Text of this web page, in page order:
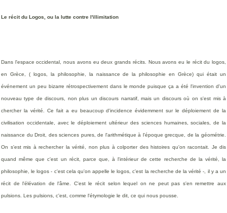
Le récit du Logos, ou la lutte contre l'illimitation
Dans l'espace occidental, nous avons eu deux grands récits. Nous avons eu le récit du logos,
en Grèce, ( logos, la philosophie, la naissance de la philosophie en Grèce) qui était un
événement un peu bizarre rétrospectivement dans le monde puisque ça a été l'invention d'un
nouveau type de discours, non plus un discours narratif, mais un discours où on s'est mis à
chercher la vérité. Ce fait a eu beaucoup d'incidence évidemment sur le déploiement de la
civilisation occidentale, avec le déploiement ultérieur des sciences humaines, sociales, de la
naissance du Droit, des sciences pures, de l'arithmétique à l'époque grecque, de la géométrie.
On s'est mis à rechercher la vérité, non plus à colporter des histoires qu'on racontait. Je dis
quand même que c'est un récit, parce que, à l'intérieur de cette recherche de la vérité, la
philosophie, le logos - c'est cela qu'on appelle le logos, c'est la recherche de la vérité -, il y a un
récit de l'élévation de l'âme. C'est le récit selon lequel on ne peut pas s'en remettre aux
pulsions. Les pulsions, c'est, comme l'étymologie le dit, ce qui nous pousse.